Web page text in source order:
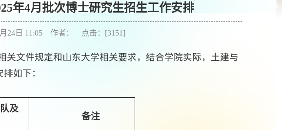
年4月批次博士研究生招生工作安排
月24日 11:05 作者： 点击：[3151]
关文件规定和山东大学相关要求，结合学院实际，土建与
如下：
及
备注